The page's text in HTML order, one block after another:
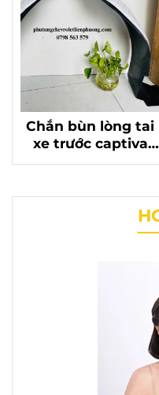
Chắn bùn lòng tai
xe trước captiva
c140 chính hãng
vệ gầm xe